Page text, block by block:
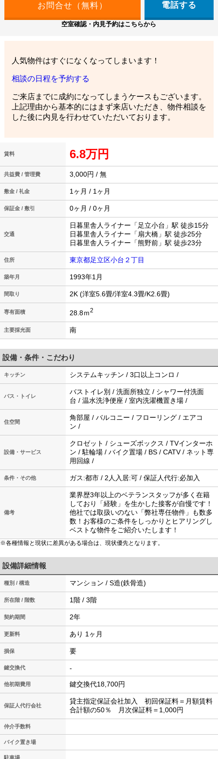
電話する
空室確認・内見予約はこちらから
人気物件はすぐになくなってしまいます！
相談の日程を予約する
ご来店までに成約になってしまうケースもございます。
上記理由から基本的にはまず来店いただき、物件相談を
した後に内見を行わせていただいております。
賃料 6.8万円
共益費 / 管理費 3,000円 / 無
敷金 / 礼金 1ヶ月 / 1ヶ月
保証金 / 敷引 0ヶ月 / 0ヶ月
交通
日暮里舎人ライナー「足立小台」駅 徒歩15分
日暮里舎人ライナー「扇大橋」駅 徒歩25分
日暮里舎人ライナー「熊野前」駅 徒歩23分
住所 東京都足立区小台２丁目
築年月 1993年1月
間取り 2K (洋室5.6畳/洋室4.3畳/K2.6畳)
専有面積 28.8ｍ2
主要採光面 南
設備・条件・こだわり
キッチン システムキッチン / 3口以上コンロ /
バス・トイレ
バストイレ別 / 洗面所独立 / シャワー付洗面
台 / 温水洗浄便座 / 室内洗濯機置き場 /
住空間
角部屋 / バルコニー / フローリング / エアコ
ン /
設備・サービス
クロゼット / シューズボックス / TVインターホ
ン / 駐輪場 / バイク置場 / BS / CATV / ネット専
用回線 /
条件・その他 ガス:都市 / 2人入居:可 / 保証人代行:必加入
備考
業界歴3年以上のベテランスタッフが多く在籍
しており「経験」を生かした接客が自慢です！
他社では取扱いのない「弊社専任物件」も数多
数！お客様のご条件をしっかりとヒアリングし
ベストな物件をご紹介いたします！
※各種情報と現状に差異がある場合は、現状優先となります。
設備詳細情報
種別 / 構造 マンション / S造(鉄骨造)
所在階 / 階数 1階 / 3階
契約期間 2年
更新料 あり 1ヶ月
損保 要
鍵交換代 -
他初期費用 鍵交換代18,700円
保証人代行会社
貸主指定保証会社加入 初回保証料＝月額賃料
合計額の50％ 月次保証料＝1,000円
仲介手数料
バイク置き場
駐車場